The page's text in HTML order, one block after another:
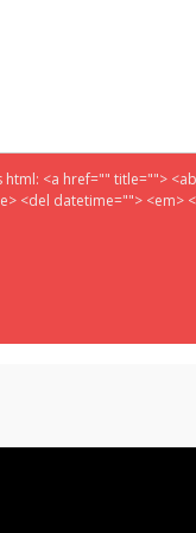
html: <a href="" title="">
<del datetime=""> <em>